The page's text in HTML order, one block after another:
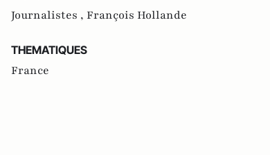
Journalistes , François Hollande
THEMATIQUES
France